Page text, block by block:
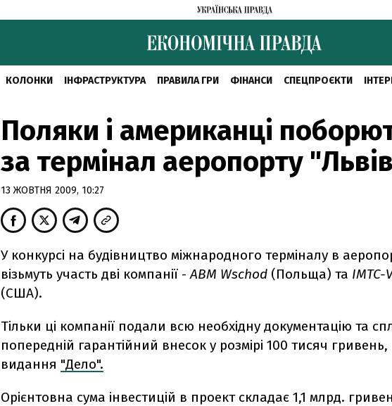
КОЛОНКИ ІНФРАСТРУКТУРА ПРАВИЛА ГРИ ФІНАНСИ СПЕЦПРОЄКТИ
Поляки і американці
за термінал аеропорту
13 ЖОВТНЯ 2009, 10:27
У конкурсі на будівництво міжнародного терміналу в
візьмуть участь дві компанії -ABM Wschod (Польща) та IMTC-
(США).
Тільки ці компанії подали всю необхідну документацію та
попередній гарантійний внесок у розмірі 100 тисяч
видання "Дело".
Орієнтовна сума інвестицій в проект складає 1,1 млрд.